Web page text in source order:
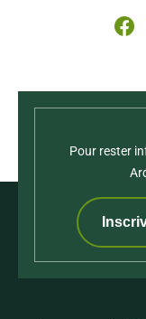
Pour rester